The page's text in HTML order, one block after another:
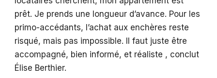
prêt. Je prends une longueur d’avance. Pour les
primo-accédants, l’achat aux enchères reste
risqué, mais pas impossible. Il faut juste être
accompagné, bien informé, et réaliste , conclut
Élise Berthier.